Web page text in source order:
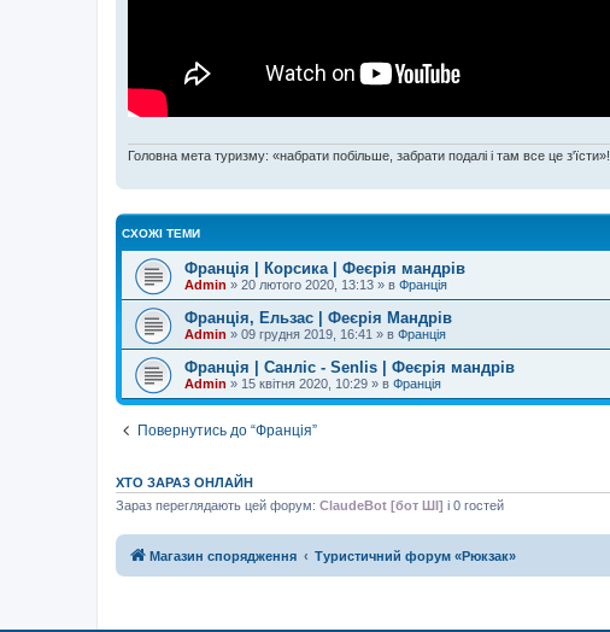
Головна мета туризму: «набрати побільше, забрати подалі і там все це з'їсти»!
СХОЖІ ТЕМИ
Франція | Корсика | Феєрія мандрів
Admin » 20 лютого 2020, 13:13 » в Франція
Франція, Ельзас | Феєрія Мандрів
Admin » 09 грудня 2019, 16:41 » в Франція
Франція | Санліс - Senlis | Феєрія мандрів
Admin » 15 квітня 2020, 10:29 » в Франція
Повернутись до “Франція”
ХТО ЗАРАЗ ОНЛАЙН
Зараз переглядають цей форум: ClaudeBot [бот ШІ] і 0 гостей
Магазин спорядження Туристичний форум «Рюкзак»